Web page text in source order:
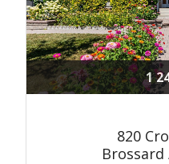
1
820